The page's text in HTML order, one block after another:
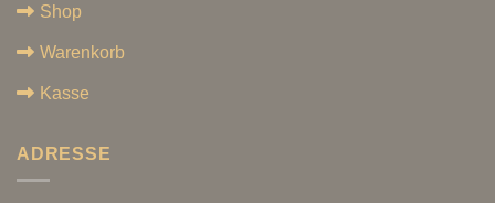
Shop
Warenkorb
Kasse
ADRESSE